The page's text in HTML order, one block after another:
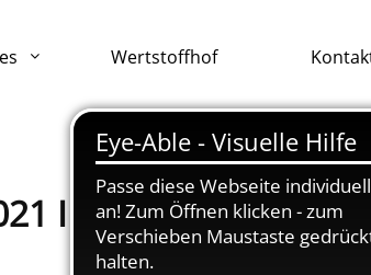
Wertstoffhof
IM STADTGEBIET